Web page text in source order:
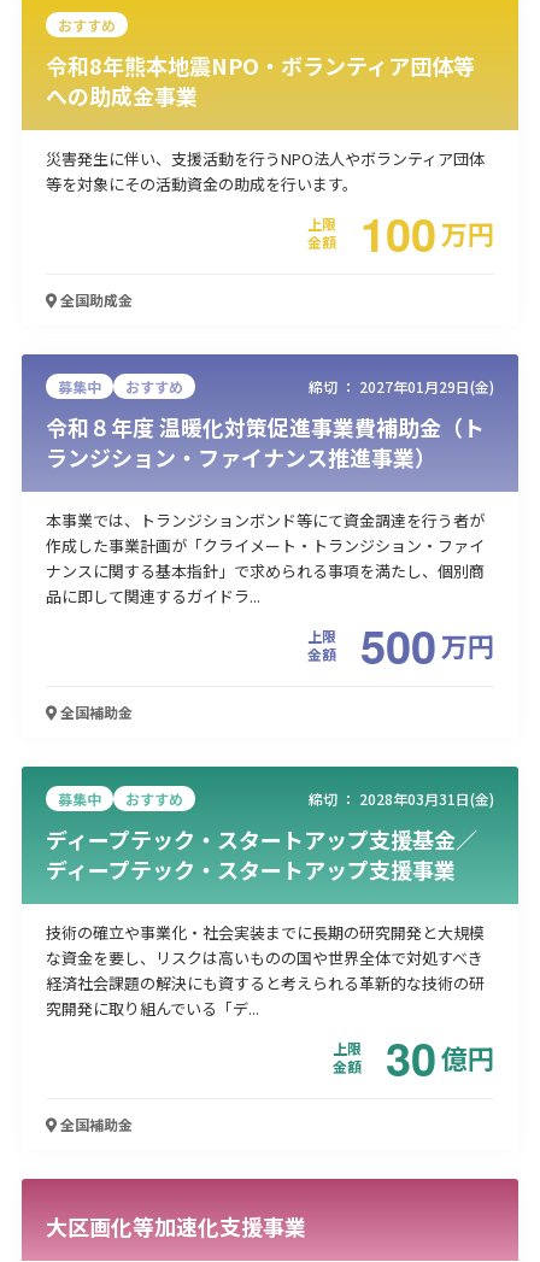
受付中のみ
おすすめ
令和8年熊本地震NPO・ボランティア団体等
への助成金事業
災害発生に伴い、支援活動を行うNPO法人やボランティア団体
等を対象にその活動資金の助成を行います。
上限
金額
100万円
全国助成金
募集中 おすすめ 締切 ： 2027年01月29日(金)
令和８年度 温暖化対策促進事業費補助金（ト
ランジション・ファイナンス推進事業）
本事業では、トランジションボンド等にて資金調達を行う者が
作成した事業計画が「クライメート・トランジション・ファイ
ナンスに関する基本指針」で求められる事項を満たし、個別商
品に即して関連するガイドラ...
上限
金額
500万円
全国補助金
募集中 おすすめ 締切 ： 2028年03月31日(金)
ディープテック・スタートアップ支援基金／
ディープテック・スタートアップ支援事業
技術の確立や事業化・社会実装までに長期の研究開発と大規模
な資金を要し、リスクは高いものの国や世界全体で対処すべき
経済社会課題の解決にも資すると考えられる革新的な技術の研
究開発に取り組んでいる「デ...
上限
金額
30億円
全国補助金
大区画化等加速化支援事業